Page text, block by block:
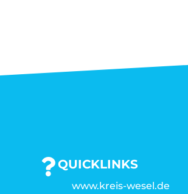
QUICKLINKS
www.kreis-wesel.de